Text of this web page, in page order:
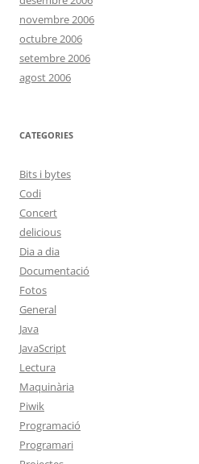
novembre 2006
octubre 2006
setembre 2006
agost 2006
CATEGORIES
Bits i bytes
Codi
Concert
delicious
Dia a dia
Documentació
Fotos
General
Java
JavaScript
Lectura
Maquinària
Piwik
Programació
Programari